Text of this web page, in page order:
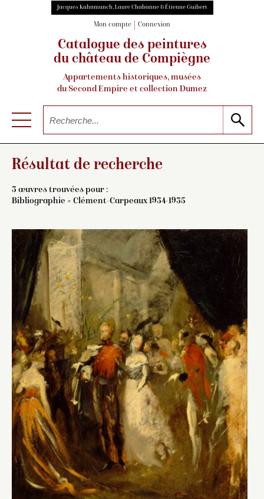
Jacques Kuhnmunch, Laure Chabanne & Étienne Guibert
Mon compte Connexion
Catalogue des peintures
du château de Compiègne
Appartements historiques, musées
du Second Empire et collection Dumez
Résultat de recherche
3 œuvres trouvées pour :
Bibliographie = Clément-Carpeaux 1934-1935